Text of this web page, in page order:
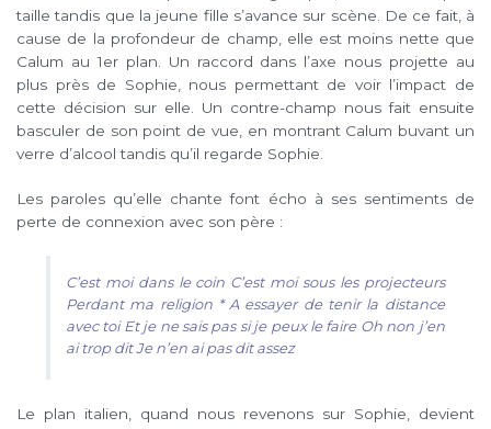
taille tandis que la jeune fille s’avance sur scène. De ce fait, à
cause de la profondeur de champ, elle est moins nette que
Calum au 1er plan. Un raccord dans l’axe nous projette au
plus près de Sophie, nous permettant de voir l’impact de
cette décision sur elle. Un contre-champ nous fait ensuite
basculer de son point de vue, en montrant Calum buvant un
verre d’alcool tandis qu’il regarde Sophie.
Les paroles qu’elle chante font écho à ses sentiments de
perte de connexion avec son père :
C’est moi dans le coin C’est moi sous les projecteurs
Perdant ma religion *A essayer de tenir la distance
avec toiEt je ne sais pas si je peux le faireOh non j’en
ai trop ditJe n’en ai pas dit assez
Le plan italien, quand nous revenons sur Sophie, devient